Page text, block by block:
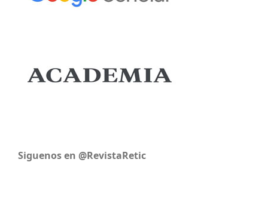
Siguenos en @RevistaRetic